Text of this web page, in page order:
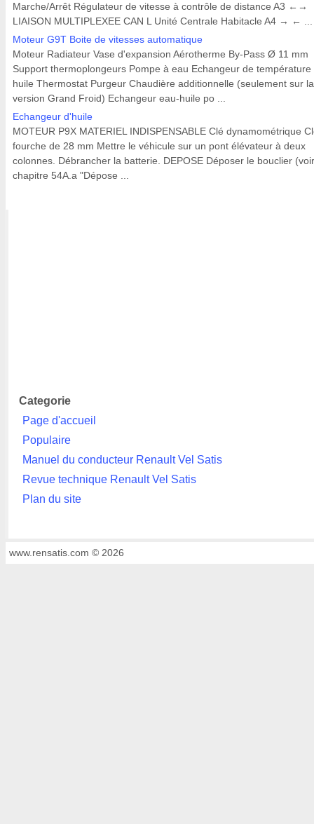
Marche/Arrêt Régulateur de vitesse à contrôle de distance A3 ←→
LIAISON MULTIPLEXEE CAN L Unité Centrale Habitacle A4 → ← ...
Moteur G9T Boite de vitesses automatique
Moteur Radiateur Vase d'expansion Aérotherme By-Pass Ø 11 mm
Support thermoplongeurs Pompe à eau Echangeur de température
huile Thermostat Purgeur Chaudière additionnelle (seulement sur la
version Grand Froid) Echangeur eau-huile po ...
Echangeur d'huile
MOTEUR P9X MATERIEL INDISPENSABLE Clé dynamométrique
fourche de 28 mm Mettre le véhicule sur un pont élévateur à deux
colonnes. Débrancher la batterie. DEPOSE Déposer le bouclier (voir
chapitre 54A.a "Dépose ...
Categorie
Page d'accueil
Populaire
Manuel du conducteur Renault Vel Satis
Revue technique Renault Vel Satis
Plan du site
www.rensatis.com © 2026